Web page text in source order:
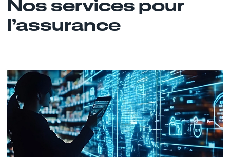
Nos services pour
l’assurance